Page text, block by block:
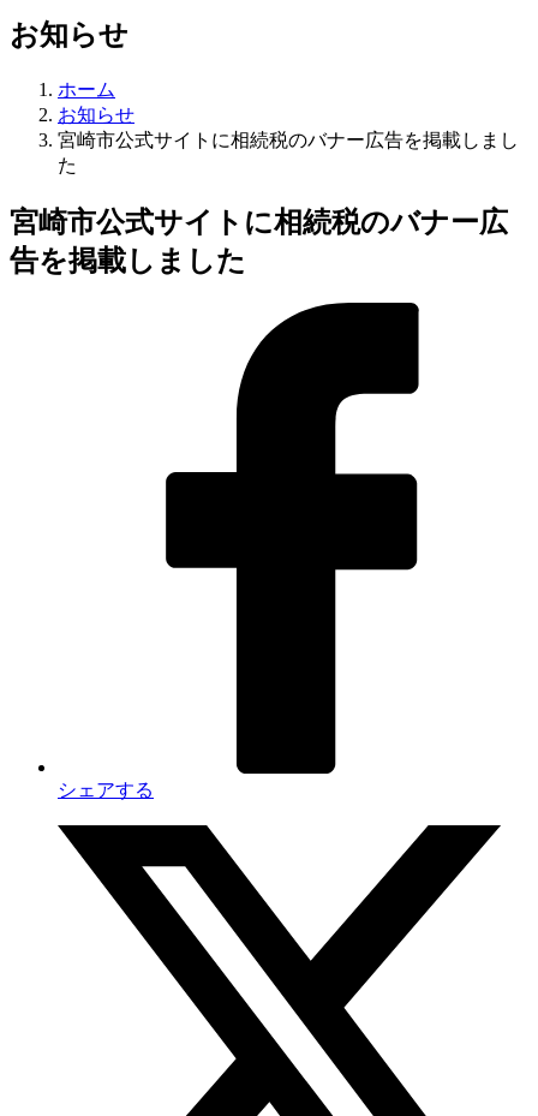
お知らせ
ホーム
お知らせ
宮崎市公式サイトに相続税のバナー広告を掲載しまし
た
宮崎市公式サイトに相続税のバナー広
告を掲載しました
シェアする